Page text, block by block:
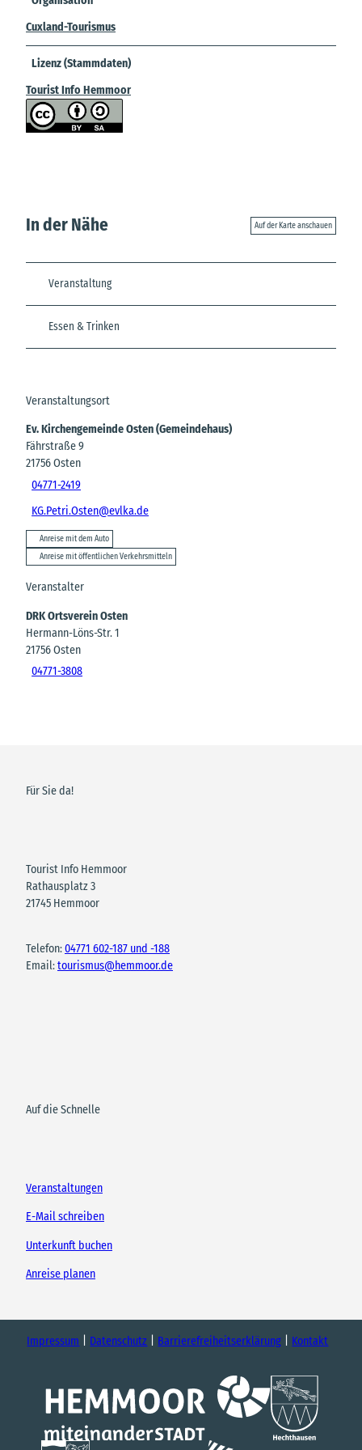
Cuxland-Tourismus
Lizenz (Stammdaten)
Tourist Info Hemmoor
In der Nähe Auf der Karte anschauen
Veranstaltung
Essen & Trinken
Veranstaltungsort
Ev. Kirchengemeinde Osten (Gemeindehaus)
Fährstraße 9
21756Osten
04771-2419
KG.Petri.Osten@evlka.de
Anreise mit dem Auto
Anreise mit öffentlichen Verkehrsmitteln
Veranstalter
DRK Ortsverein Osten
Hermann-Löns-Str. 1
21756Osten
04771-3808
Für Sie da!
Tourist Info Hemmoor
Rathausplatz 3
21745 Hemmoor
Telefon:04771 602-187 und -188
Email:tourismus@hemmoor.de
Auf die Schnelle
Veranstaltungen
E-Mail schreiben
Unterkunft buchen
Anreise planen
Impressum Datenschutz Barrierefreiheitserklärung Kontakt